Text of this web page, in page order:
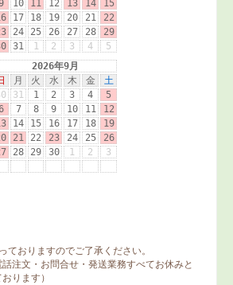
ておりますのでご了承ください。
話注文・お問合せ・発送業務すべてお休みと
ります）